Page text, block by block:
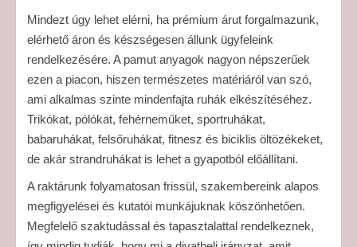
Mindezt úgy lehet elérni, ha prémium árut forgalmazunk,
elérhető áron és készségesen állunk ügyfeleink
rendelkezésére. A pamut anyagok nagyon népszerűek
ezen a piacon, hiszen természetes matériáról van szó,
ami alkalmas szinte mindenfajta ruhák elkészítéséhez.
Trikókat, pólókat, fehérneműket, sportruhákat,
babaruhákat, felsőruhákat, fitnesz és biciklis öltözékeket,
de akár strandruhákat is lehet a gyapotból előállítani.
A raktárunk folyamatosan frissül, szakembereink alapos
megfigyelései és kutatói munkájuknak köszönhetően.
Megfelelő szaktudással és tapasztalattal rendelkeznek,